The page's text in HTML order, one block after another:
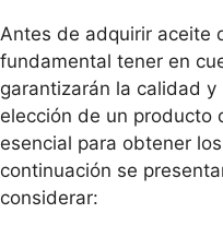
Antes de adquirir aceite
fundamental tener en
garantizarán la calidad
elección de un producto
esencial para obtener
continuación se
considerar: